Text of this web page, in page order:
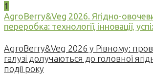
1
AgroBerry&Veg 2026. Ягідно-
переробка: технології, інновації,
AgroBerry&Veg 2026 у Рівному:
галузі долучаються до головної
події року